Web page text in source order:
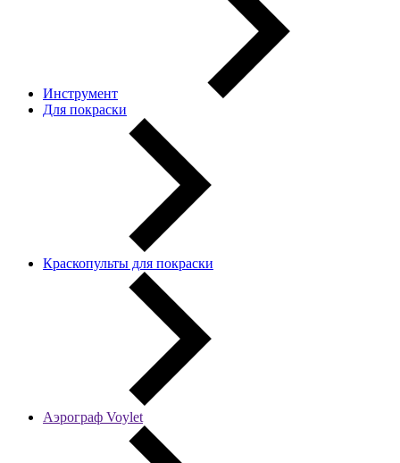
Инструмент
Для покраски
Краскопульты для покраски
Аэрограф Voylet